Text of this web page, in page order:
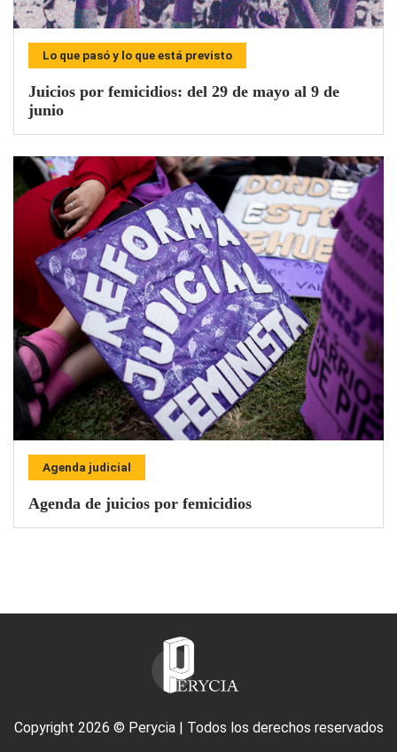
Lo que pasó y lo que está previsto
Juicios por femicidios: del 29 de mayo al 9 de
junio
Agenda judicial
Agenda de juicios por femicidios
Copyright 2026 © Perycia | Todos los derechos reservados